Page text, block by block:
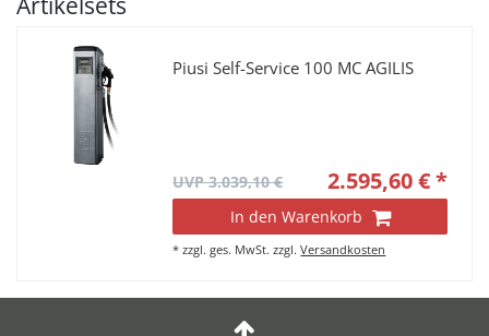
Piusi Self-Service 100 MC AGILIS
UVP 3.039,10 € 2.595,60 € *
In den Warenkorb
*zzgl. ges. MwSt. zzgl.Versandkosten